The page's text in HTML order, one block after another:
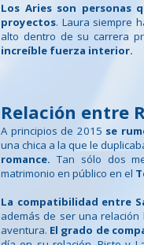
Los Aries son personas
proyectos. Laura siempre
alto dentro de su carrera
increíble fuerza interior.
Relación entre
A principios de 2015 se
una chica a la que le
romance. Tan sólo dos
matrimonio en público en el
La compatibilidad entre
además de ser una
aventura. El grado de